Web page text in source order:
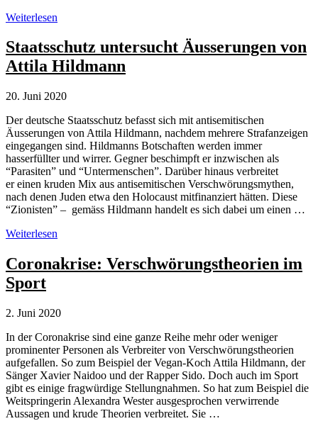
Verschwörungstheorien
Instrumente
der
Angst
der
Weiterlesen
Staatsschutz untersucht Äusserungen von
Attila Hildmann
20. Juni 2020
Der deutsche Staatsschutz befasst sich mit antisemitischen
Äusserungen von Attila Hildmann, nachdem mehrere Strafanzeigen
eingegangen sind. Hildmanns Botschaften werden immer
hasserfüllter und wirrer. Gegner beschimpft er inzwischen als
“Parasiten” und “Untermenschen”. Darüber hinaus verbreitet
er einen kruden Mix aus antisemitischen Verschwörungsmythen,
nach denen Juden etwa den Holocaust mitfinanziert hätten. Diese
“Zionisten” – gemäss Hildmann handelt es sich dabei um einen …
Staatsschutz
Äusserungen
von
Attila
Weiterlesen
Coronakrise: Verschwörungstheorien im
Sport
2. Juni 2020
In der Coronakrise sind eine ganze Reihe mehr oder weniger
prominenter Personen als Verbreiter von Verschwörungstheorien
aufgefallen. So zum Beispiel der Vegan-Koch Attila Hildmann, der
Sänger Xavier Naidoo und der Rapper Sido. Doch auch im Sport
gibt es einige fragwürdige Stellungnahmen. So hat zum Beispiel die
Weitspringerin Alexandra Wester ausgesprochen verwirrende
Aussagen und krude Theorien verbreitet. Sie …